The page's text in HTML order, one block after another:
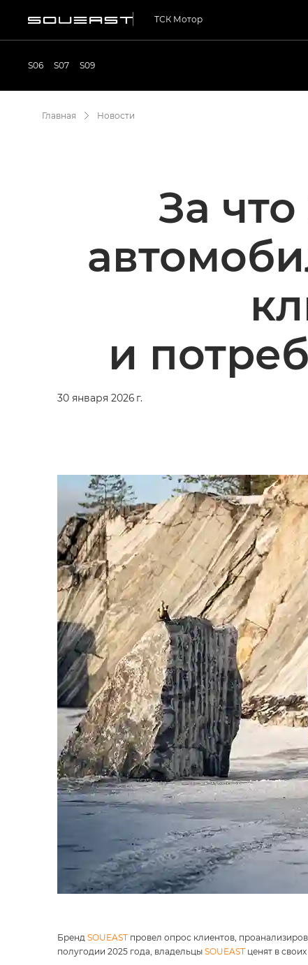
ТСК Мотор
S06 S07 S09
Главная Новости
За
и
30 января 2026 г.
Бренд SOUEAST провел опрос клиентов,
полугодии 2025 года, владельцыSOUEAST ценят в